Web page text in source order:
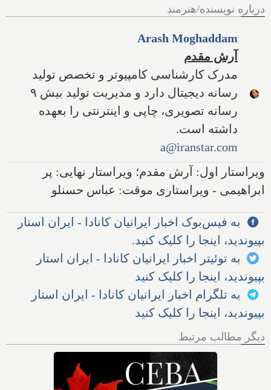
درباره نویسنده/هنرمند
Arash Moghaddam
آرش مقدم
مدرک کارشناسی کامپیوتر و تخصص تولید
رسانه دیجیتال دارد و مدیریت تولید بیش ۹
رسانه تصویری، چاپی و اینترنتی را بعهده
داشته است.
a@iranstar.com
ویراستار اول: آرش مقدم؛ ویراستار نهایی: پر
ابراهیمی - ویراستاری موقت: عباس حسنلو
به فیس‌بوک اخبار ایرانیان کانادا - ایران استار
بپیوندید، اینجا را کلیک کنید.
به توئیتر اخبار ایرانیان کانادا - ایران استار
بپیوندید، اینجا را کلیک کنید
به تلگرام اخبار ایرانیان کانادا - ایران استار
بپیوندید، اینجا را کلیک کنید
دیگر مطالب مرتبط